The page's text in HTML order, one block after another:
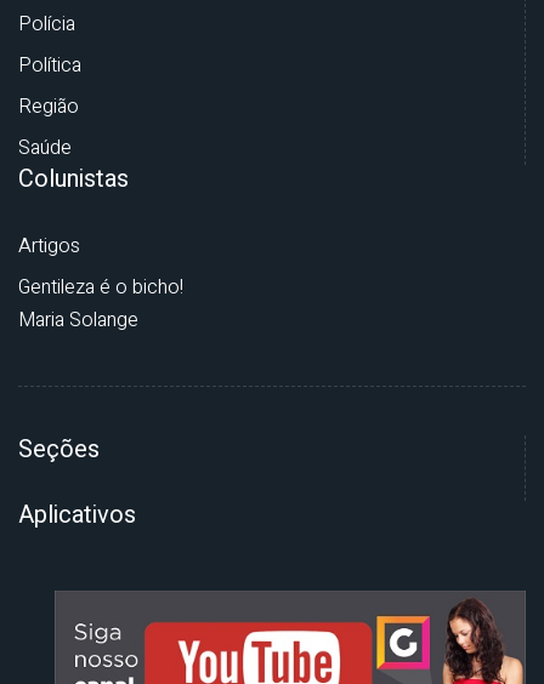
Polícia
Política
Região
Saúde
Colunistas
Artigos
Gentileza é o bicho!
Maria Solange
Seções
Aplicativos